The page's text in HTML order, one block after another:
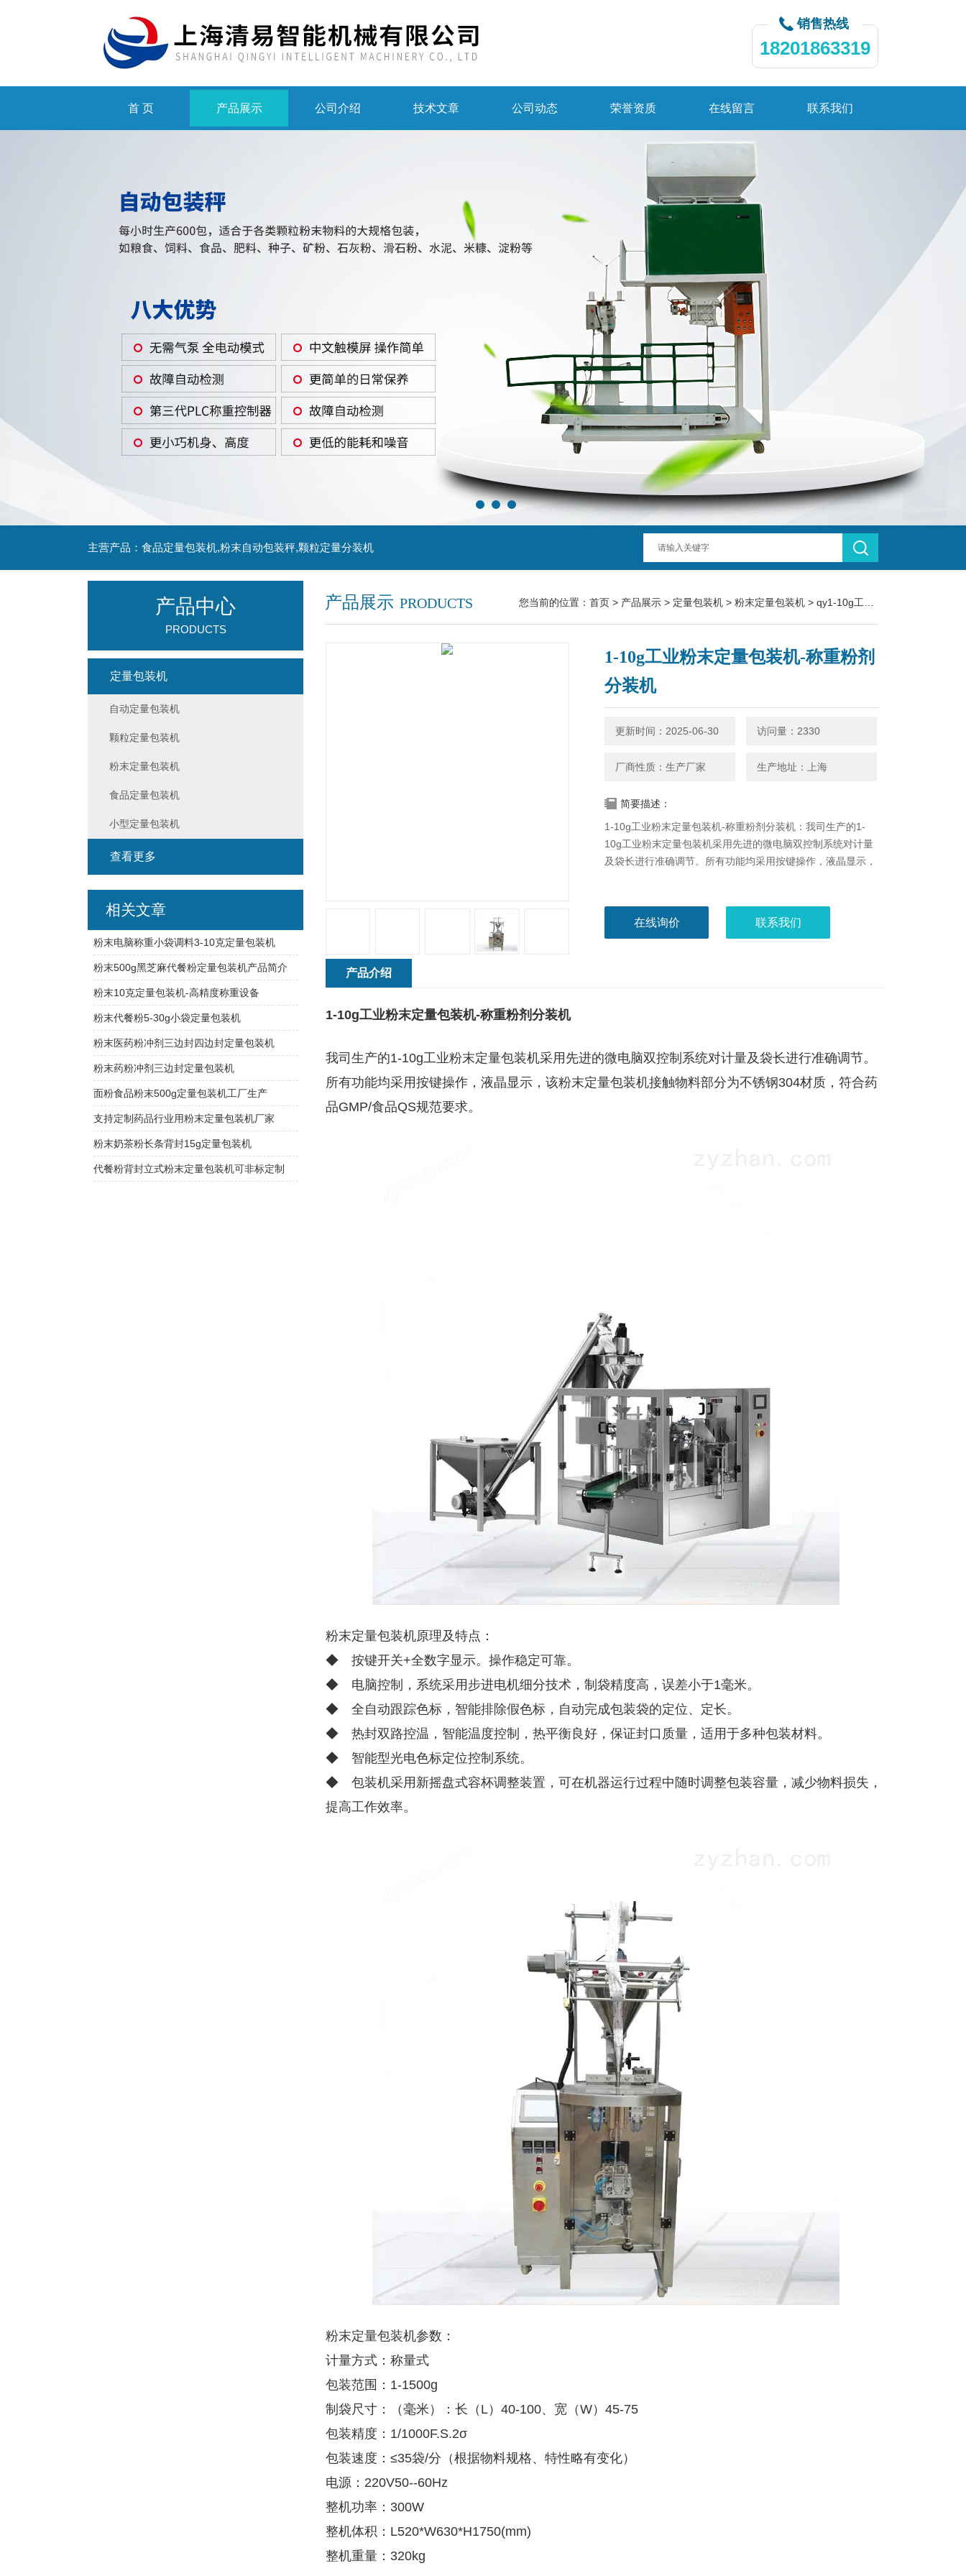
销售热线
18201863319
首 页 产品展示 公司介绍 技术文章 公司动态 荣誉资质 在线留言 联系我们
主营产品：食品定量包装机,粉末自动包装秤,颗粒定量分装机
产品展示 PRODUCTS 您当前的位置： 首页 > 产品展示 > 定量包装机 > 粉末定量包装机 > qy1-10g工业粉末定量包装机-称重粉剂分装机
1-10g工业粉末定量包装机-称重粉剂
分装机
更新时间：2025-06-30 访问量：2330
厂商性质：生产厂家 生产地址：上海
简要描述：
1-10g工业粉末定量包装机-称重粉剂分装机：我司生产的1-
10g工业粉末定量包装机​采用先进的微电脑双控制系统对计量
及袋长进行准确调节。所有功能均采用按键操作，液晶显示，
在线询价 联系我们
产品介绍
1-10g工业粉末定量包装机-称重粉剂分装机
我司生产的1-10g工业粉末定量包装机采用先进的微电脑双控制系统对计量及袋长进行准确调节。
所有功能均采用按键操作，液晶显示，该粉末定量包装机接触物料部分为不锈钢304材质，符合药
品GMP/食品QS规范要求。
粉末定量包装机原理及特点：
◆ 按键开关+全数字显示。操作稳定可靠。
◆ 电脑控制，系统采用步进电机细分技术，制袋精度高，误差小于1毫米。
◆ 全自动跟踪色标，智能排除假色标，自动完成包装袋的定位、定长。
◆ 热封双路控温，智能温度控制，热平衡良好，保证封口质量，适用于多种包装材料。
◆ 智能型光电色标定位控制系统。
◆ 包装机采用新摇盘式容杯调整装置，可在机器运行过程中随时调整包装容量，减少物料损失，
提高工作效率。
粉末定量包装机参数：
计量方式：称量式
包装范围：1-1500g
制袋尺寸：（毫米）：长（L）40-100、宽（W）45-75
包装精度：1/1000F.S.2σ
包装速度：≤35袋/分（根据物料规格、特性略有变化）
电源：220V50--60Hz
整机功率：300W
整机体积：L520*W630*H1750(mm)
整机重量：320kg
产品中心
PRODUCTS
定量包装机
自动定量包装机
颗粒定量包装机
粉末定量包装机
食品定量包装机
小型定量包装机
查看更多
相关文章
粉末电脑称重小袋调料3-10克定量包装机
粉末500g黑芝麻代餐粉定量包装机产品简介
粉末10克定量包装机-高精度称重设备
粉末代餐粉5-30g小袋定量包装机
粉末医药粉冲剂三边封四边封定量包装机
粉末药粉冲剂三边封定量包装机
面粉食品粉末500g定量包装机工厂生产
支持定制药品行业用粉末定量包装机厂家
粉末奶茶粉长条背封15g定量包装机
代餐粉背封立式粉末定量包装机可非标定制